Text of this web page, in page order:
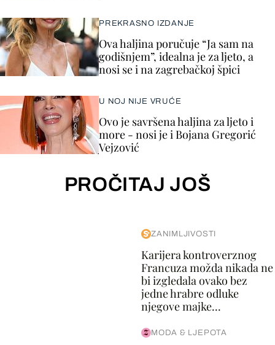
PREKRASNO IZDANJE
Ova haljina poručuje “Ja sam na
godišnjem”, idealna je za ljeto, a
nosi se i na zagrebačkoj špici
U NOJ NIJE VRUĆE
Ovo je savršena haljina za ljeto i
more - nosi je i Bojana Gregorić
Vejzović
PROČITAJ JOŠ
ZANIMLJIVOSTI
Karijera kontroverznog
Francuza možda nikada ne
bi izgledala ovako bez
jedne hrabre odluke
njegove majke...
MODA & LJEPOTA